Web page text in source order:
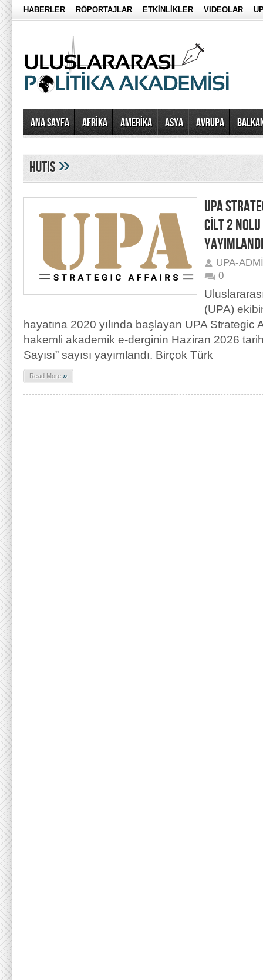
HABERLER RÖPORTAJLAR ETKİNLİKLER VIDEOLAR
Ana Sayfa AFRİKA AMERİKA ASYA AVRUPA
hutis»
UPA
CİLT 2
YAYIMLANDI
UPA-
0
(UPA)
hayatına 2020 yılında başlayan UPA Strategic
hakemli akademik e-derginin Haziran 2026
Sayısı” sayısı yayımlandı. Birçok Türk
Read More »